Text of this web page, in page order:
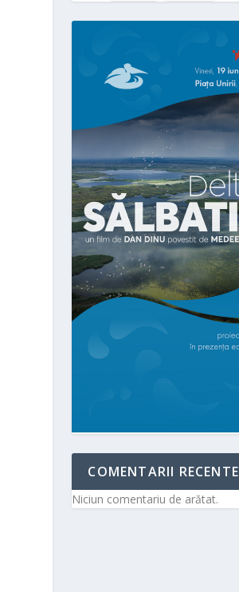
COMENTARII RECENTE
Niciun comentariu de arătat.